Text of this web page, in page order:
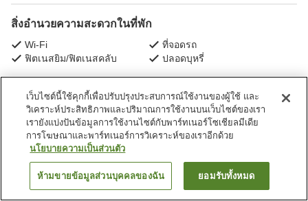
สิ่งอำนวยความสะดวกในที่พัก
Wi-Fi
ที่จอดรถ
ฟิตเนสยิม/ฟิตเนสคลับ
ปลอดบุหรี่
หน้าแรก สหรัฐอเมริกา แคลิฟอร์เนีย
มารินเคาน์ตี
เดย์สอินน์ บายวินด์แฮม โนวาโต/ซานฟรานซิสโก
ค้นหาห้องพัก
เว็บไซต์นี้ใช้คุกกี้เพื่อปรับปรุงประสบการณ์ใช้งานของผู้ใช้ และ
วิเคราะห์ประสิทธิภาพและปริมาณการใช้งานบนเว็บไซต์ของเรา
เรายังแบ่งปันข้อมูลการใช้งานไซต์กับพาร์ทเนอร์โซเชียลมีเดีย
การโฆษณาและพาร์ทเนอร์การวิเคราะห์ของเราอีกด้วย
นโยบายความเป็นส่วนตัว
ห้ามขายข้อมูลส่วนบุคคลของฉัน ยอมรับทั้งหมด